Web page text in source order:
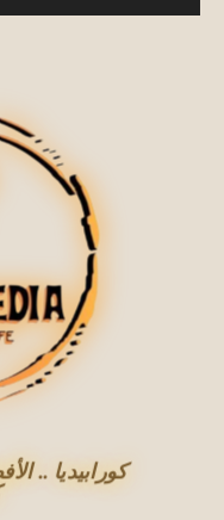
كورابيديا ..